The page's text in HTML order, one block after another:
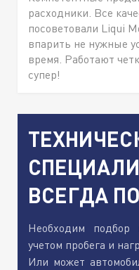
расходники. Все
посоветовали Liqui
впарить не нужные
время. Работают
супер!
ВСЕГДА
Необходим
учетом пробега и
Или может